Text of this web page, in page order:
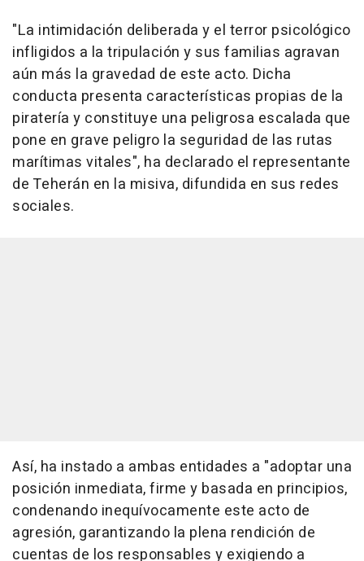
"La intimidación deliberada y el terror psicológico
infligidos a la tripulación y sus familias agravan
aún más la gravedad de este acto. Dicha
conducta presenta características propias de la
piratería y constituye una peligrosa escalada que
pone en grave peligro la seguridad de las rutas
marítimas vitales", ha declarado el representante
de Teherán en la misiva, difundida en sus redes
sociales.
Así, ha instado a ambas entidades a "adoptar una
posición inmediata, firme y basada en principios,
condenando inequívocamente este acto de
agresión, garantizando la plena rendición de
cuentas de los responsables y exigiendo a